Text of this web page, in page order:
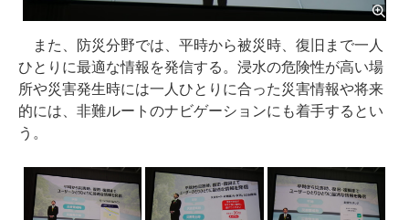
また、防災分野では、平時から被災時、復旧まで一人
ひとりに最適な情報を発信する。浸水の危険性が高い場
所や災害発生時には一人ひとりに合った災害情報や将来
的には、非難ルートのナビゲーションにも着手するとい
う。